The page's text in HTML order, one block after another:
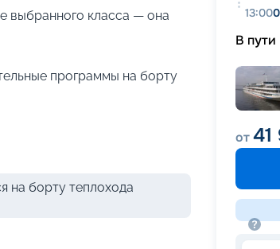
выбранного класса — она
программы на борту
на борту теплохода
13:00
В пути
от41